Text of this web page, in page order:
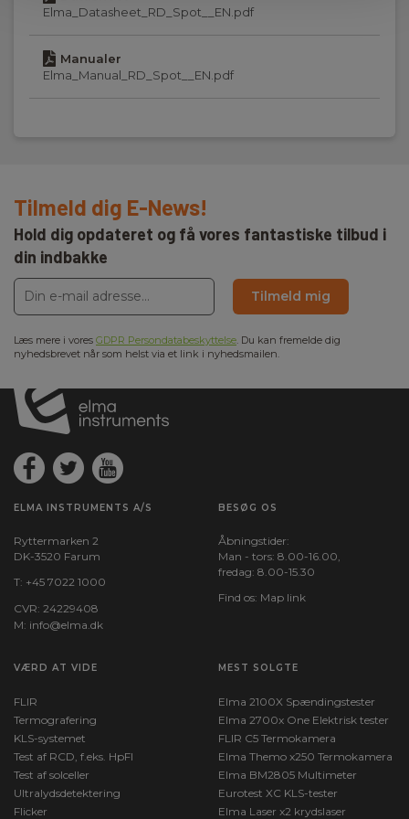
Elma_Datasheet_RD_Spot__EN.pdf
Manualer
Elma_Manual_RD_Spot__EN.pdf
Tilmeld dig E-News!
Hold dig opdateret og få vores fantastiske tilbud i
din indbakke
Tilmeld mig
Læs mere i vores GDPR Persondatabeskyttelse. Du kan fremelde dig
nyhedsbrevet når som helst via et link i nyhedsmailen.
ELMA INSTRUMENTS A/S
Ryttermarken 2
DK-3520 Farum
T: +45 7022 1000
CVR: 24229408
M: info@elma.dk
BESØG OS
Åbningstider:
Man - tors: 8.00-16.00,
fredag: 8.00-15.30
Find os: Map link
VÆRD AT VIDE
FLIR
Termografering
KLS-systemet
Test af RCD, f.eks. HpFI
Test af solceller
Ultralydsdetektering
Flicker
MEST SOLGTE
Elma 2100X Spændingstester
Elma 2700x One Elektrisk tester
FLIR C5 Termokamera
Elma Themo x250 Termokamera
Elma BM2805 Multimeter
Eurotest XC KLS-tester
Elma Laser x2 krydslaser